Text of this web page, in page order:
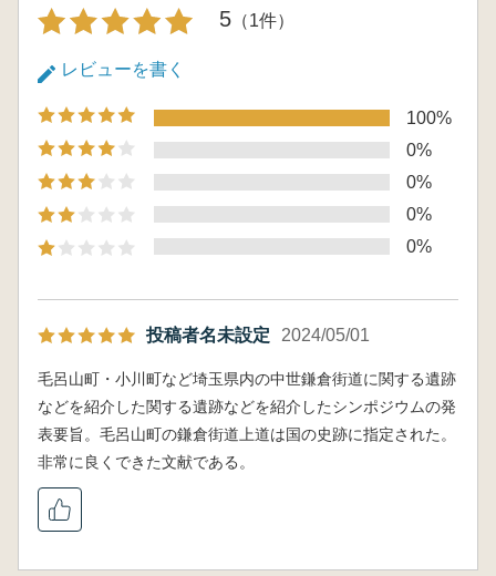
5 （1件）
レビューを書く
100%
0%
0%
0%
0%
投稿者名未設定 2024/05/01
毛呂山町・小川町など埼玉県内の中世鎌倉街道に関する遺跡
などを紹介した関する遺跡などを紹介したシンポジウムの発
表要旨。毛呂山町の鎌倉街道上道は国の史跡に指定された。
非常に良くできた文献である。